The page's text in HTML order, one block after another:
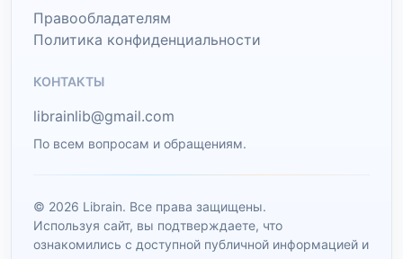
Правообладателям
Политика конфиденциальности
КОНТАКТЫ
librainlib@gmail.com
По всем вопросам и обращениям.
© 2026 Librain. Все права защищены.
Используя сайт, вы подтверждаете, что
ознакомились с доступной публичной информацией и